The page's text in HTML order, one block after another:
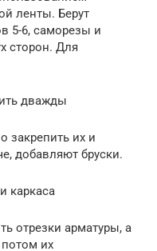
ленты. Берут
5-6, саморезы и
сторон. Для
дважды
закрепить их и
добавляют бруски.
каркаса
отрезки арматуры, а
потом их